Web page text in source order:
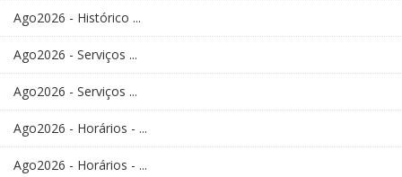
Ago2026 - Histórico ...
Ago2026 - Serviços ...
Ago2026 - Serviços ...
Ago2026 - Horários - ...
Ago2026 - Horários - ...